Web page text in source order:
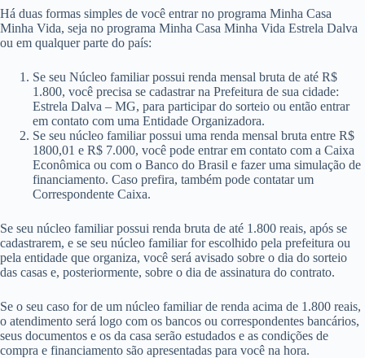
Há duas formas simples de você entrar no programa Minha Casa
Minha Vida, seja no programa Minha Casa Minha Vida Estrela Dalva
ou em qualquer parte do país:
Se seu Núcleo familiar possui renda mensal bruta de até R$
1.800, você precisa se cadastrar na Prefeitura de sua cidade:
Estrela Dalva – MG, para participar do sorteio ou então entrar
em contato com uma Entidade Organizadora.
Se seu núcleo familiar possui uma renda mensal bruta entre R$
1800,01 e R$ 7.000, você pode entrar em contato com a Caixa
Econômica ou com o Banco do Brasil e fazer uma simulação de
financiamento. Caso prefira, também pode contatar um
Correspondente Caixa.
Se seu núcleo familiar possui renda bruta de até 1.800 reais, após se
cadastrarem, e se seu núcleo familiar for escolhido pela prefeitura ou
pela entidade que organiza, você será avisado sobre o dia do sorteio
das casas e, posteriormente, sobre o dia de assinatura do contrato.
Se o seu caso for de um núcleo familiar de renda acima de 1.800 reais,
o atendimento será logo com os bancos ou correspondentes bancários,
seus documentos e os da casa serão estudados e as condições de
compra e financiamento são apresentadas para você na hora.